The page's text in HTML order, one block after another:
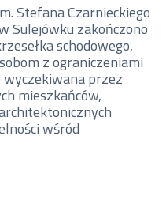
Stefana Czarnieckiego
Sulejówku zakończono
schodowego,
z ograniczeniami
wyczekiwana przez
mieszkańców,
wśród